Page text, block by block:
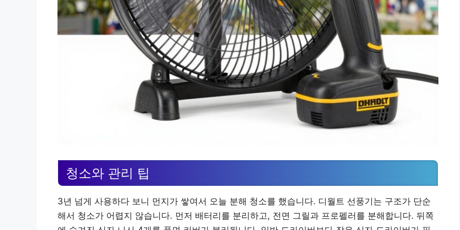
청소와 관리 팁
3년 넘게 사용하다 보니 먼지가 쌓여서 오늘 분해 청소를 했습니다. 디월트 선풍기는 구조가 단순
해서 청소가 어렵지 않습니다. 먼저 배터리를 분리하고, 전면 그릴과 프로펠러를 분해합니다. 뒤쪽